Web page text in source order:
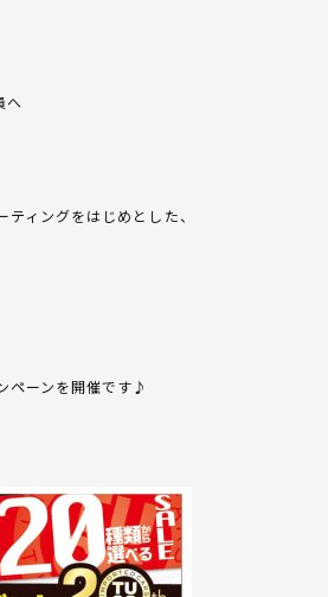
へ
ィングをはじめとした、
ペーンを開催です♪